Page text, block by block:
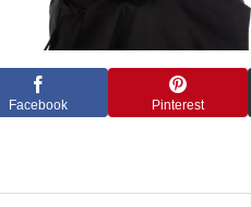
Facebook Pinterest